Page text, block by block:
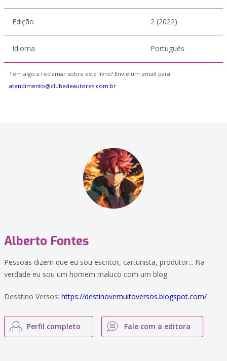
Edição 2 (2022)
Idioma Português
Tem algo a reclamar sobre este livro? Envie um email para
atendimento@clubedeautores.com.br
Alberto Fontes
Pessoas dizem que eu sou escritor, cartunista, produtor... Na
verdade eu sou um homem maluco com um blog
Desstino Versos: https://destinovemuitoversos.blogspot.com/
Perfil completo Fale com a editora